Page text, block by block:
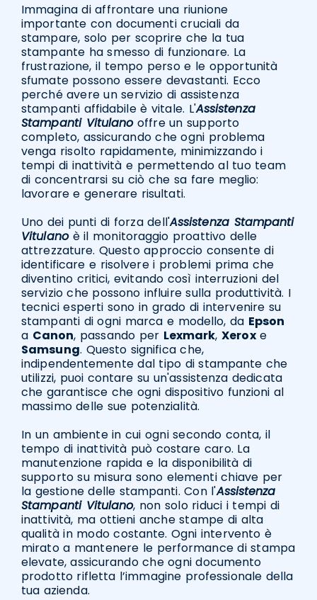
Immagina di affrontare una riunione
importante con documenti cruciali da
stampare, solo per scoprire che la tua
stampante ha smesso di funzionare. La
frustrazione, il tempo perso e le opportunità
sfumate possono essere devastanti. Ecco
perché avere un servizio di assistenza
stampanti affidabile è vitale. L'Assistenza
Stampanti Vitulanooffre un supporto
completo, assicurando che ogni problema
venga risolto rapidamente, minimizzando i
tempi di inattività e permettendo al tuo team
di concentrarsi su ciò che sa fare meglio:
lavorare e generare risultati.
Uno dei punti di forza dell'Assistenza Stampanti
Vitulanoè il monitoraggio proattivo delle
attrezzature. Questo approccio consente di
identificare e risolvere i problemi prima che
diventino critici, evitando così interruzioni del
servizio che possono influire sulla produttività. I
tecnici esperti sono in grado di intervenire su
stampanti di ogni marca e modello, da Epson
a Canon, passando per Lexmark,Xeroxe
Samsung. Questo significa che,
indipendentemente dal tipo di stampante che
utilizzi, puoi contare su un'assistenza dedicata
che garantisce che ogni dispositivo funzioni al
massimo delle sue potenzialità.
In un ambiente in cui ogni secondo conta, il
tempo di inattività può costare caro. La
manutenzione rapida e la disponibilità di
supporto su misura sono elementi chiave per
la gestione delle stampanti. Con l'Assistenza
Stampanti Vitulano, non solo riduci i tempi di
inattività, ma ottieni anche stampe di alta
qualità in modo costante. Ogni intervento è
mirato a mantenere le performance di stampa
elevate, assicurando che ogni documento
prodotto rifletta l’immagine professionale della
tua azienda.